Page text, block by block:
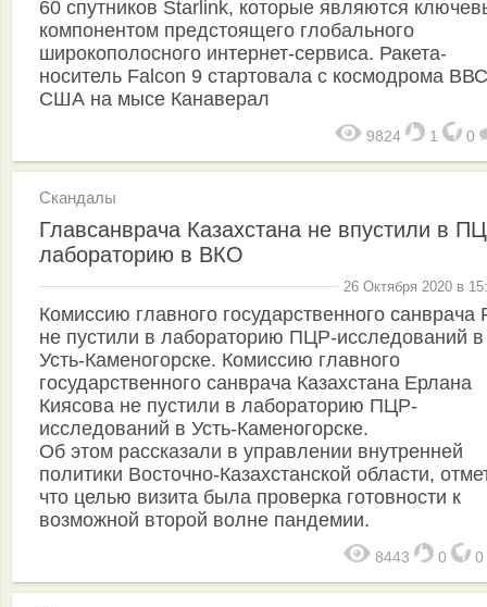
60 спутников Starlink, которые являются
компонентом предстоящего глобального
широкополосного интернет-сервиса. Ракета-
носитель Falcon 9 стартовала с космодрома ВВС
США на мысе Канаверал
9824 1 0
Скандалы
Главсанврача Казахстана не впустили в
лабораторию в ВКО
26 Октября 2020 в
Комиссию главного государственного санврача
не пустили в лабораторию ПЦР-исследований в
Усть-Каменогорске. Комиссию главного
государственного санврача Казахстана Ерлана
Киясова не пустили в лабораторию ПЦР-
исследований в Усть-Каменогорске.
Об этом рассказали в управлении внутренней
политики Восточно-Казахстанской области,
что целью визита была проверка готовности к
возможной второй волне пандемии.
8443 0 0